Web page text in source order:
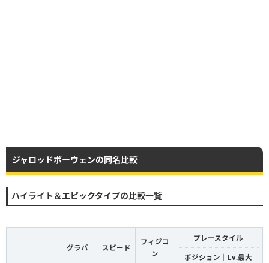
ジャロッドボーウェンの同名比較
ハイライト＆エピックタイプの比較一覧
グラパ スピード
フィジコ
ン
プレースタイル
ポジション｜Lv.最大